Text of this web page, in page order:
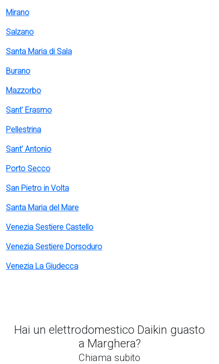
Mirano
Salzano
Santa Maria di Sala
Burano
Mazzorbo
Sant' Erasmo
Pellestrina
Sant' Antonio
Porto Secco
San Pietro in Volta
Santa Maria del Mare
Venezia Sestiere Castello
Venezia Sestiere Dorsoduro
Venezia La Giudecca
Hai un elettrodomestico Daikin guasto
a Marghera?
Chiama subito